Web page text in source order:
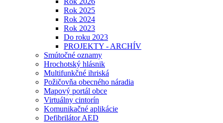
Rok 2025
Rok 2024
Rok 2023
Do roku 2023
PROJEKTY - ARCHÍV
Smútočné oznamy
Hrochotský hlásnik
Multifunkčné ihriská
Požičovňa obecného náradia
Mapový portál obce
Virtuálny cintorín
Komunikačné aplikácie
Defibrilátor AED